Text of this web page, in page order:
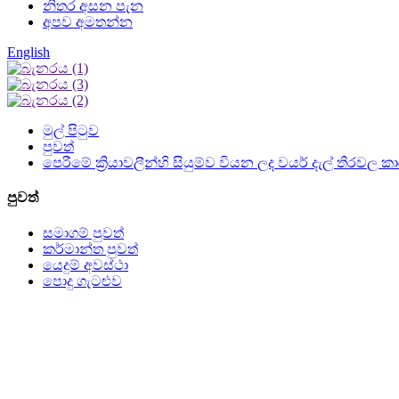
නිතර අසන පැන
අපව අමතන්න
English
මුල් පිටුව
පුවත්
පෙරීමේ ක්‍රියාවලීන්හි සියුම්ව වියන ලද වයර් දැල් තිරවල
පුවත්
සමාගම් පුවත්
කර්මාන්ත පුවත්
යෙදුම් අවස්ථා
පොදු ගැටළුව